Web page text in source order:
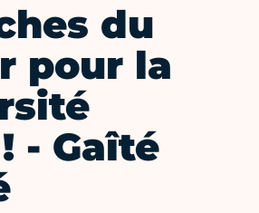
du
pour la
- Gaîté